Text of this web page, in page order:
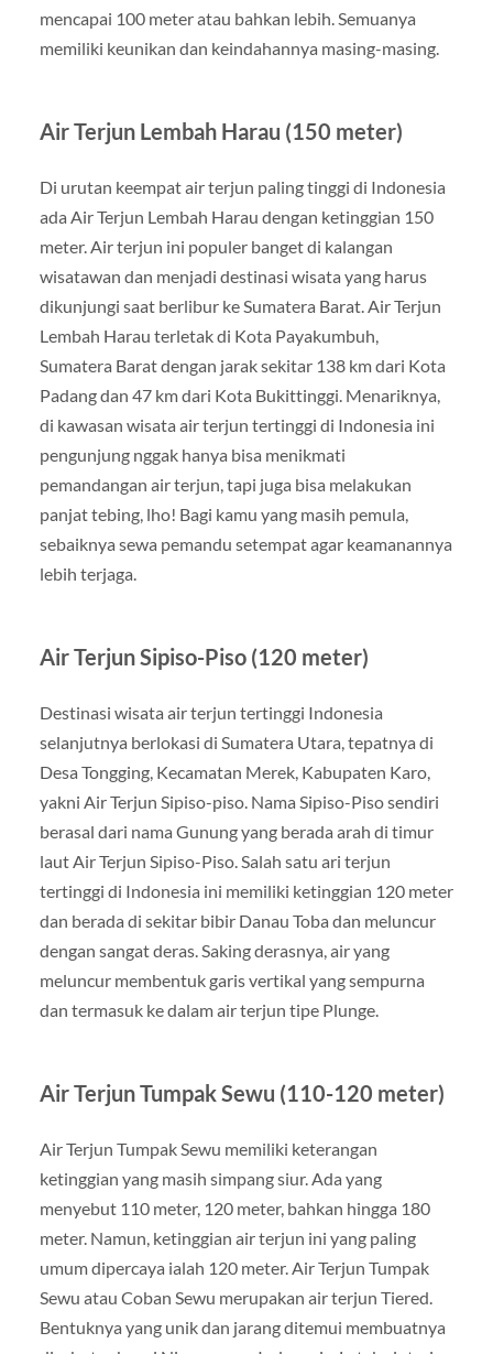
mencapai 100 meter atau bahkan lebih. Semuanya
memiliki keunikan dan keindahannya masing-masing.
Air Terjun Lembah Harau (150 meter)
Di urutan keempat air terjun paling tinggi di Indonesia
ada Air Terjun Lembah Harau dengan ketinggian 150
meter. Air terjun ini populer banget di kalangan
wisatawan dan menjadi destinasi wisata yang harus
dikunjungi saat berlibur ke Sumatera Barat. Air Terjun
Lembah Harau terletak di Kota Payakumbuh,
Sumatera Barat dengan jarak sekitar 138 km dari Kota
Padang dan 47 km dari Kota Bukittinggi. Menariknya,
di kawasan wisata air terjun tertinggi di Indonesia ini
pengunjung nggak hanya bisa menikmati
pemandangan air terjun, tapi juga bisa melakukan
panjat tebing, lho! Bagi kamu yang masih pemula,
sebaiknya sewa pemandu setempat agar keamanannya
lebih terjaga.
Air Terjun Sipiso-Piso (120 meter)
Destinasi wisata air terjun tertinggi Indonesia
selanjutnya berlokasi di Sumatera Utara, tepatnya di
Desa Tongging, Kecamatan Merek, Kabupaten Karo,
yakni Air Terjun Sipiso-piso. Nama Sipiso-Piso sendiri
berasal dari nama Gunung yang berada arah di timur
laut Air Terjun Sipiso-Piso. Salah satu ari terjun
tertinggi di Indonesia ini memiliki ketinggian 120 meter
dan berada di sekitar bibir Danau Toba dan meluncur
dengan sangat deras. Saking derasnya, air yang
meluncur membentuk garis vertikal yang sempurna
dan termasuk ke dalam air terjun tipe Plunge.
Air Terjun Tumpak Sewu (110-120 meter)
Air Terjun Tumpak Sewu memiliki keterangan
ketinggian yang masih simpang siur. Ada yang
menyebut 110 meter, 120 meter, bahkan hingga 180
meter. Namun, ketinggian air terjun ini yang paling
umum dipercaya ialah 120 meter. Air Terjun Tumpak
Sewu atau Coban Sewu merupakan air terjun Tiered.
Bentuknya yang unik dan jarang ditemui membuatnya